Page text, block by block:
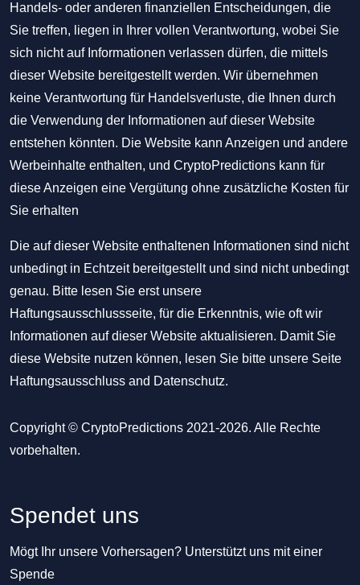
Handels- oder anderen finanziellen Entscheidungen, die
Sie treffen, liegen in Ihrer vollen Verantwortung, wobei Sie
sich nicht auf Informationen verlassen dürfen, die mittels
dieser Website bereitgestellt werden. Wir übernehmen
keine Verantwortung für Handelsverluste, die Ihnen durch
die Verwendung der Informationen auf dieser Website
entstehen könnten. Die Website kann Anzeigen und andere
Werbeinhalte enthalten, und CryptoPredictions kann für
diese Anzeigen eine Vergütung ohne zusätzliche Kosten für
Sie erhalten
Die auf dieser Website enthaltenen Informationen sind nicht
unbedingt in Echtzeit bereitgestellt und sind nicht unbedingt
genau. Bitte lesen Sie erst unsere
Haftungsausschlussseite, für die Erkenntnis, wie oft wir
Informationen auf dieser Website aktualisieren. Damit Sie
diese Website nutzen können, lesen Sie bitte unsere Seite
Haftungsausschluss and Datenschutz.
Copyright © CryptoPredictions 2021-2026. Alle Rechte
vorbehalten.
Spendet uns
Mögt Ihr unsere Vorhersagen? Unterstützt uns mit einer
Spende